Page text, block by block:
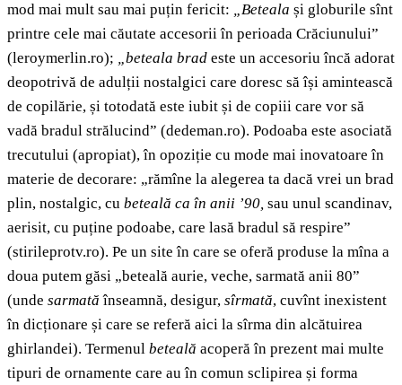
mod mai mult sau mai puțin fericit: „Beteala și globurile sînt
printre cele mai căutate accesorii în perioada Crăciunului”
(leroymerlin.ro); „beteala brad este un accesoriu încă adorat
deopotrivă de adulții nostalgici care doresc să își amintească
de copilărie, și totodată este iubit și de copiii care vor să
vadă bradul strălucind” (dedeman.ro). Podoaba este asociată
trecutului (apropiat), în opoziție cu mode mai inovatoare în
materie de decorare: „rămîne la alegerea ta dacă vrei un brad
plin, nostalgic, cu beteală ca în anii ’90, sau unul scandinav,
aerisit, cu puține podoabe, care lasă bradul să respire”
(stirileprotv.ro). Pe un site în care se oferă produse la mîna a
doua putem găsi „beteală aurie, veche, sarmată anii 80”
(unde sarmată înseamnă, desigur, sîrmată, cuvînt inexistent
în dicționare și care se referă aici la sîrma din alcătuirea
ghirlandei). Termenul beteală acoperă în prezent mai multe
tipuri de ornamente care au în comun sclipirea și forma